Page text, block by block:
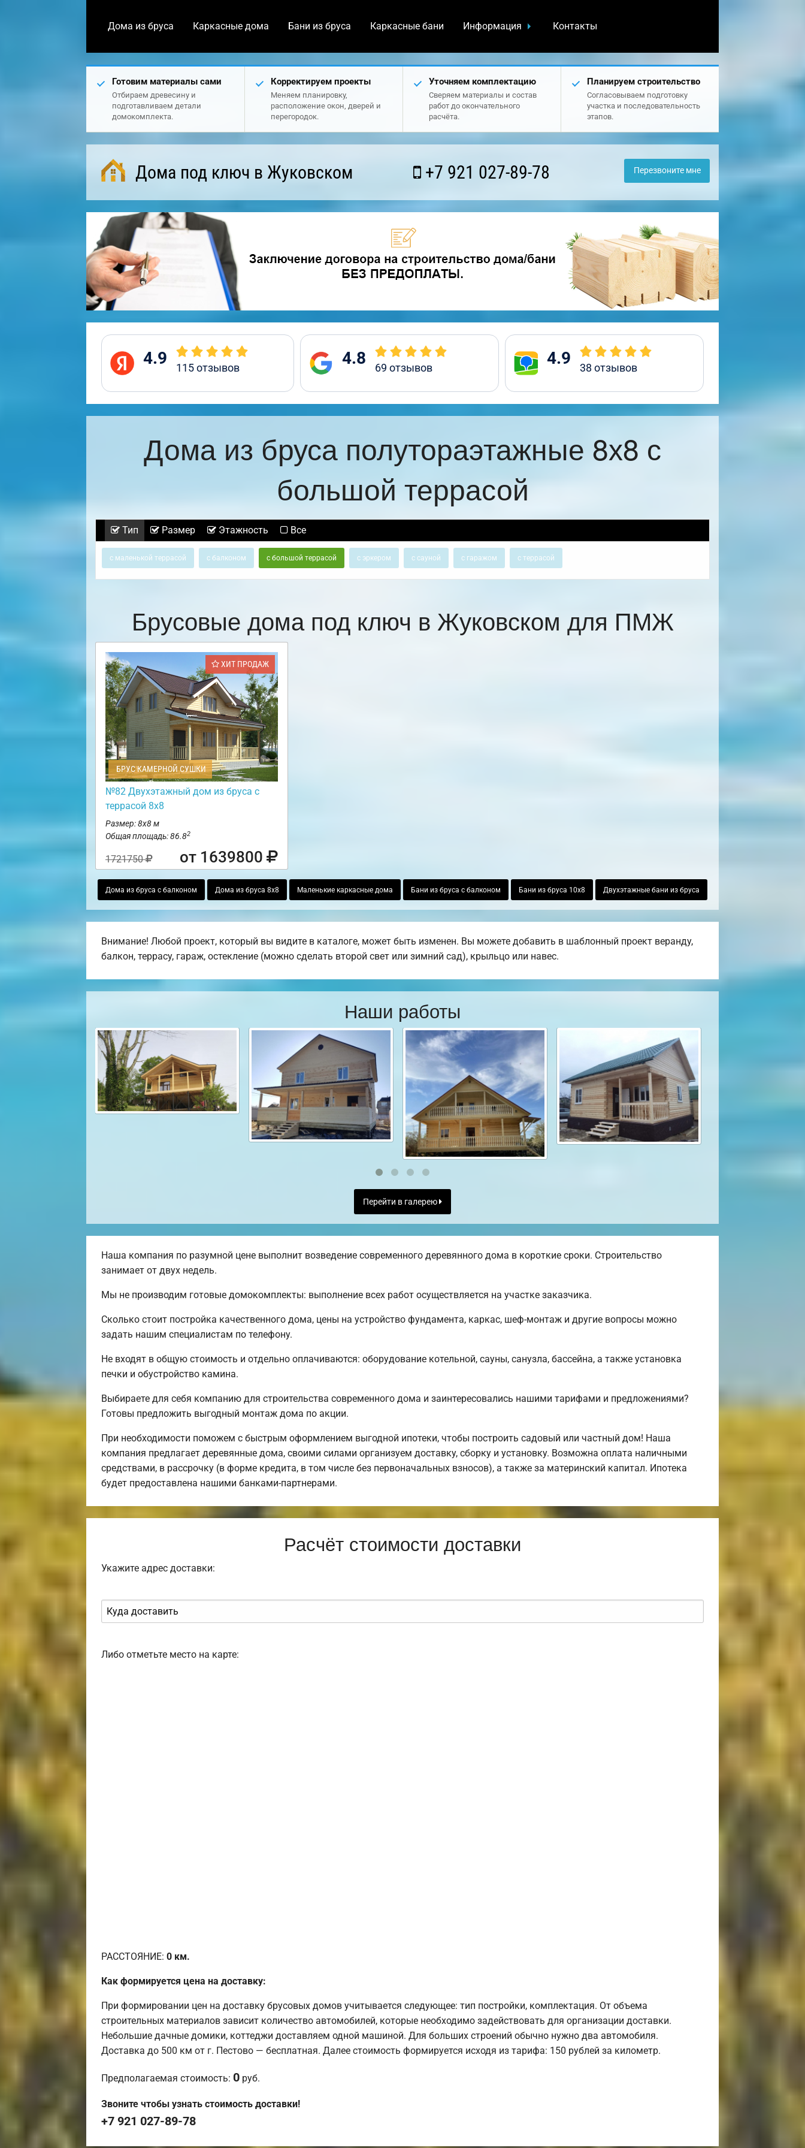
Дома из бруса Каркасные дома Бани из бруса Каркасные бани Информация Контакты
Готовим материалы сами
Отбираем древесину и
подготавливаем детали
домокомплекта.
Корректируем проекты
Меняем планировку,
расположение окон, дверей и
перегородок.
Уточняем комплектацию
Сверяем материалы и состав
работ до окончательного
расчёта.
Планируем строительство
Согласовываем подготовку
участка и последовательность
этапов.
Дома под ключ в Жуковском +7 921 027-89-78 Перезвоните мне
4.9 115отзывов 4.8 69 отзывов 4.9 38 отзывов
Дома из бруса полутораэтажные 8х8 с
большой террасой
Тип Размер Этажность Все
с маленькой террасой с балконом с большой террасой с эркером с сауной с гаражом с террасой
Брусовые дома под ключ в Жуковском для ПМЖ
ХИТ ПРОДАЖ
БРУС КАМЕРНОЙ СУШКИ
№82 Двухэтажный дом из бруса с
террасой 8х8
Размер: 8х8 м
Общая площадь: 86.82
1721750 от 1639800
Дома из бруса с балконом Дома из бруса 8х8 Маленькие каркасные дома Бани из бруса с балконом Бани из бруса 10х8 Двухэтажные бани из бруса
Внимание! Любой проект, который вы видите в каталоге, может быть изменен. Вы можете добавить в шаблонный проект веранду,
балкон, террасу, гараж, остекление (можно сделать второй свет или зимний сад), крыльцо или навес.
Наши работы
Перейти в галерею
Наша компания по разумной цене выполнит возведение современного деревянного дома в короткие сроки. Строительство
занимает от двух недель.
Мы не производим готовые домокомплекты: выполнение всех работ осуществляется на участке заказчика.
Сколько стоит постройка качественного дома, цены на устройство фундамента, каркас, шеф-монтаж и другие вопросы можно
задать нашим специалистам по телефону.
Не входят в общую стоимость и отдельно оплачиваются: оборудование котельной, сауны, санузла, бассейна, а также установка
печки и обустройство камина.
Выбираете для себя компанию для строительства современного дома и заинтересовались нашими тарифами и предложениями?
Готовы предложить выгодный монтаж дома по акции.
При необходимости поможем с быстрым оформлением выгодной ипотеки, чтобы построить садовый или частный дом! Наша
компания предлагает деревянные дома, своими силами организуем доставку, сборку и установку. Возможна оплата наличными
средствами, в рассрочку (в форме кредита, в том числе без первоначальных взносов), а также за материнский капитал. Ипотека
будет предоставлена нашими банками-партнерами.
Расчёт стоимости доставки
Укажите адрес доставки:
Либо отметьте место на карте:
РАССТОЯНИЕ: 0 км.
Как формируется цена на доставку:
При формировании цен на доставку брусовых домов учитывается следующее: тип постройки, комплектация. От объема
строительных материалов зависит количество автомобилей, которые необходимо задействовать для организации доставки.
Небольшие дачные домики, коттеджи доставляем одной машиной. Для больших строений обычно нужно два автомобиля.
Доставка до 500 км от г. Пестово — бесплатная. Далее стоимость формируется исходя из тарифа: 150 рублей за километр.
Предполагаемая стоимость: 0 руб.
Звоните чтобы узнать стоимость доставки!
+7 921 027-89-78